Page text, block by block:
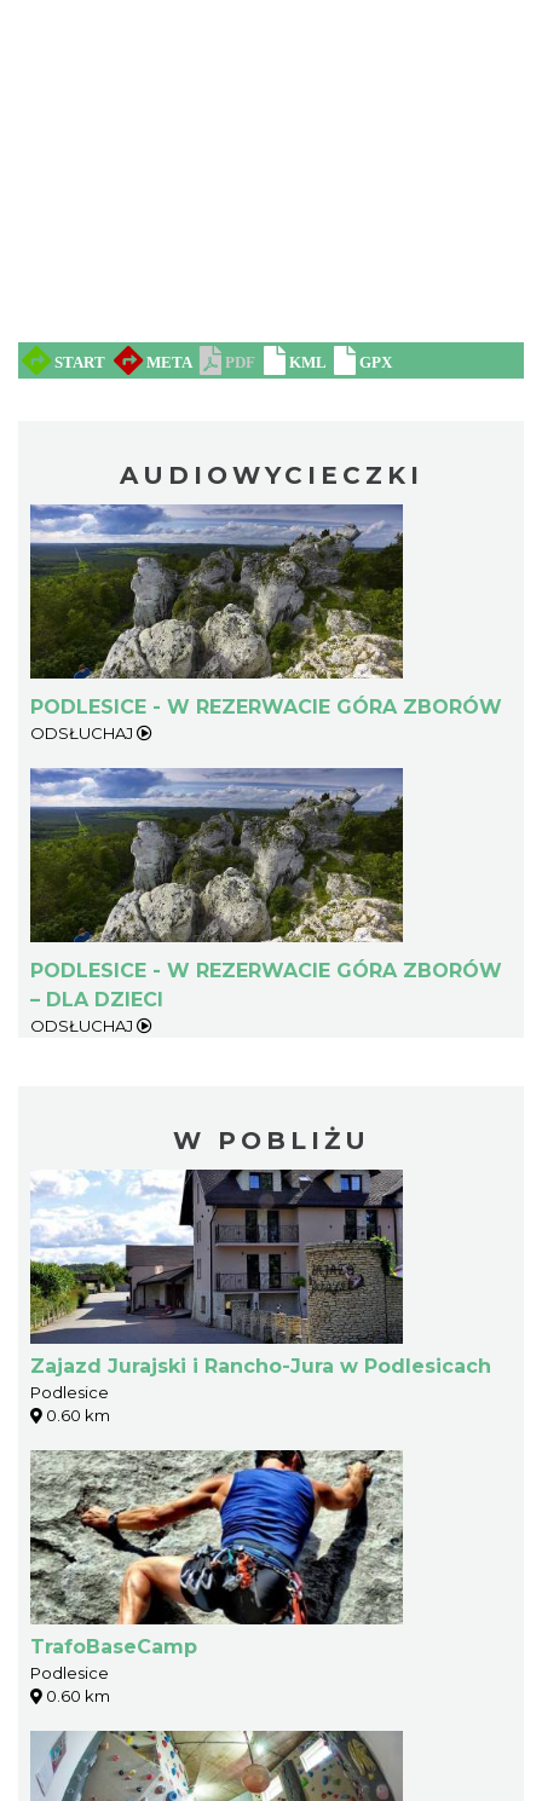
AUDIOWYCIECZKI
PODLESICE - W REZERWACIE GÓRA ZBORÓW
ODSŁUCHAJ
PODLESICE - W REZERWACIE GÓRA ZBORÓW
– DLA DZIECI
ODSŁUCHAJ
W POBLIŻU
Zajazd Jurajski i Rancho-Jura w Podlesicach
Podlesice
0.60 km
TrafoBaseCamp
Podlesice
0.60 km